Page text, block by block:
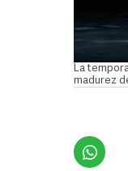
La
madurez